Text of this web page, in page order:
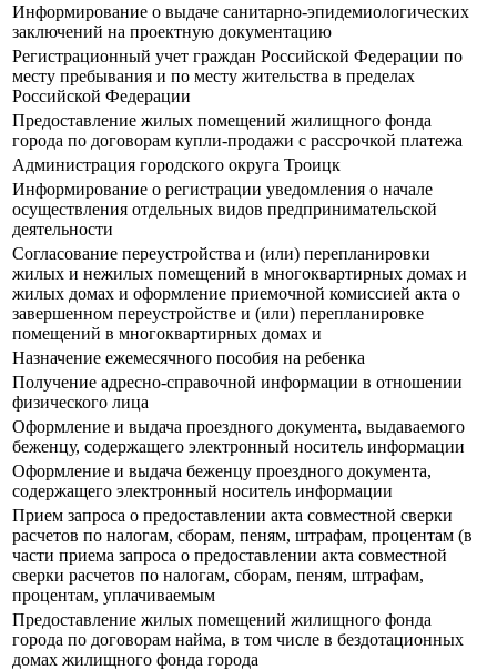
Информирование о выдаче санитарно-эпидемиологических
заключений на проектную документацию
Регистрационный учет граждан Российской Федерации по
месту пребывания и по месту жительства в пределах
Российской Федерации
Предоставление жилых помещений жилищного фонда
города по договорам купли-продажи с рассрочкой платежа
Администрация городского округа Троицк
Информирование о регистрации уведомления о начале
осуществления отдельных видов предпринимательской
деятельности
Согласование переустройства и (или) перепланировки
жилых и нежилых помещений в многоквартирных домах и
жилых домах и оформление приемочной комиссией акта о
завершенном переустройстве и (или) перепланировке
помещений в многоквартирных домах и
Назначение ежемесячного пособия на ребенка
Получение адресно-справочной информации в отношении
физического лица
Оформление и выдача проездного документа, выдаваемого
беженцу, содержащего электронный носитель информации
Оформление и выдача беженцу проездного документа,
содержащего электронный носитель информации
Прием запроса о предоставлении акта совместной сверки
расчетов по налогам, сборам, пеням, штрафам, процентам (в
части приема запроса о предоставлении акта совместной
сверки расчетов по налогам, сборам, пеням, штрафам,
процентам, уплачиваемым
Предоставление жилых помещений жилищного фонда
города по договорам найма, в том числе в бездотационных
домах жилищного фонда города